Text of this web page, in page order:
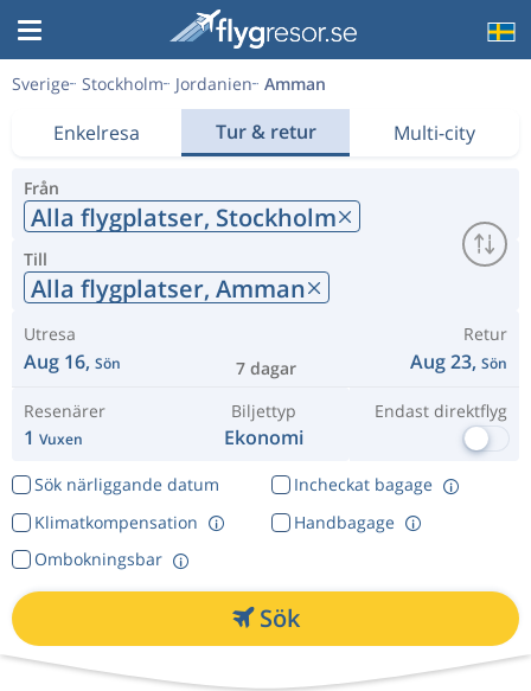
Sverige Stockholm Jordanien Amman
Enkelresa Tur & retur Multi-city
Från
Alla flygplatser, Stockholm
Till
Alla flygplatser, Amman
Utresa
Aug 16, Sön 7 dagar
Retur
Aug 23, Sön
Resenärer
1 Vuxen
Biljettyp
Ekonomi
Endast direktflyg
Sök närliggande datum
Incheckat bagage
Klimatkompensation
Ombokningsbar
Handbagage
Sök